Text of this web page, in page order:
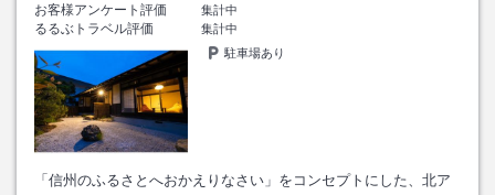
お客様アンケート評価
集計中
るるぶトラベル評価
集計中
駐車場あり
「信州のふるさとへおかえりなさい」をコンセプトにした、北ア